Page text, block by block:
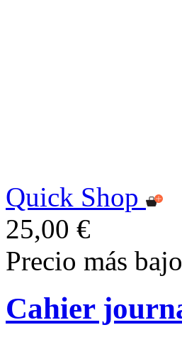
Quick Shop
25,00 €
Precio más
Cahier